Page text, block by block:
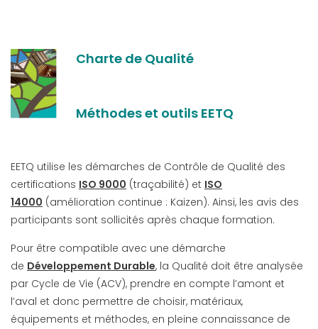
Charte de Qualité
Méthodes et outils EETQ
EETQ utilise les démarches de Contrôle de Qualité des
certifications ISO 9000 (traçabilité) et ISO
14000 (amélioration continue : Kaizen). Ainsi, les avis des
participants sont sollicités après chaque formation.
Pour être compatible avec une démarche
de Développement Durable, la Qualité doit être analysée
par Cycle de Vie (ACV), prendre en compte l’amont et
l’aval et donc permettre de choisir, matériaux,
équipements et méthodes, en pleine connaissance de